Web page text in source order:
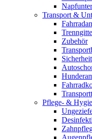
Transport &
Zubehör
Pflege- &